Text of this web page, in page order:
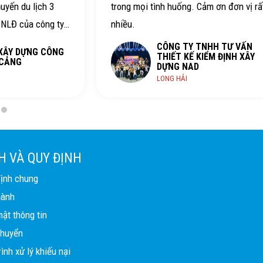
ơn đơn vị rất
TƯ VẤN
ĐỊNH XÂY
tình, vui vẻ. Chất lượng ăn ngủ nghỉ
gặp lại lần sau
CÔNG TY CỔ PHẦN
PHAN THIẾT
VÀ QUY ĐỊNH
chung
thông tin
xử lý khiếu nại